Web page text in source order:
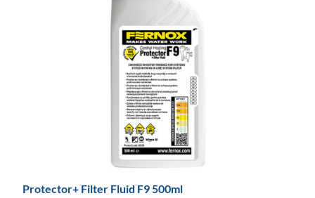
Protector+ Filter Fluid F9 500ml